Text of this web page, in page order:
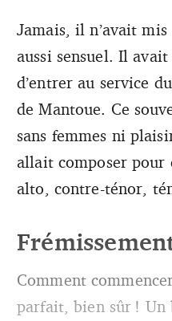
Jamais, il n’avait
aussi sensuel. Il
d’entrer au service
de Mantoue. Ce
sans femmes ni
allait composer pour
alto, contre-ténor,
Comment
parfait, bien sûr ! Un